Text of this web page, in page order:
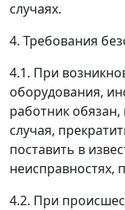
случаях.
4. Требования
4.1. При
оборудования,
работник обязан,
случая,
поставить в
неисправностях,
4.2. При